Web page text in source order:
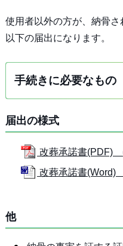
使用者以外の方が、納骨
以下の届出になります。
手続きに必要なもの
届出の様式
改葬承諾書(PDF)
改葬承諾書
他